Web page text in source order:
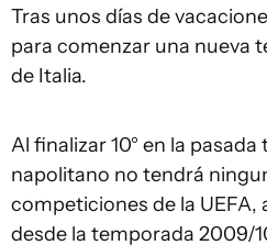
Tras unos días de
para comenzar una nueva
de Italia.
Al finalizar 10° en la
napolitano no tendrá
competiciones de la UEFA,
desde la temporada 2009/